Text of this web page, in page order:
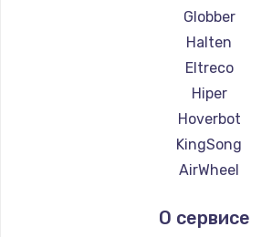
Globber
Halten
Eltreco
Hiper
Hoverbot
KingSong
AirWheel
Hunter
О сервисе